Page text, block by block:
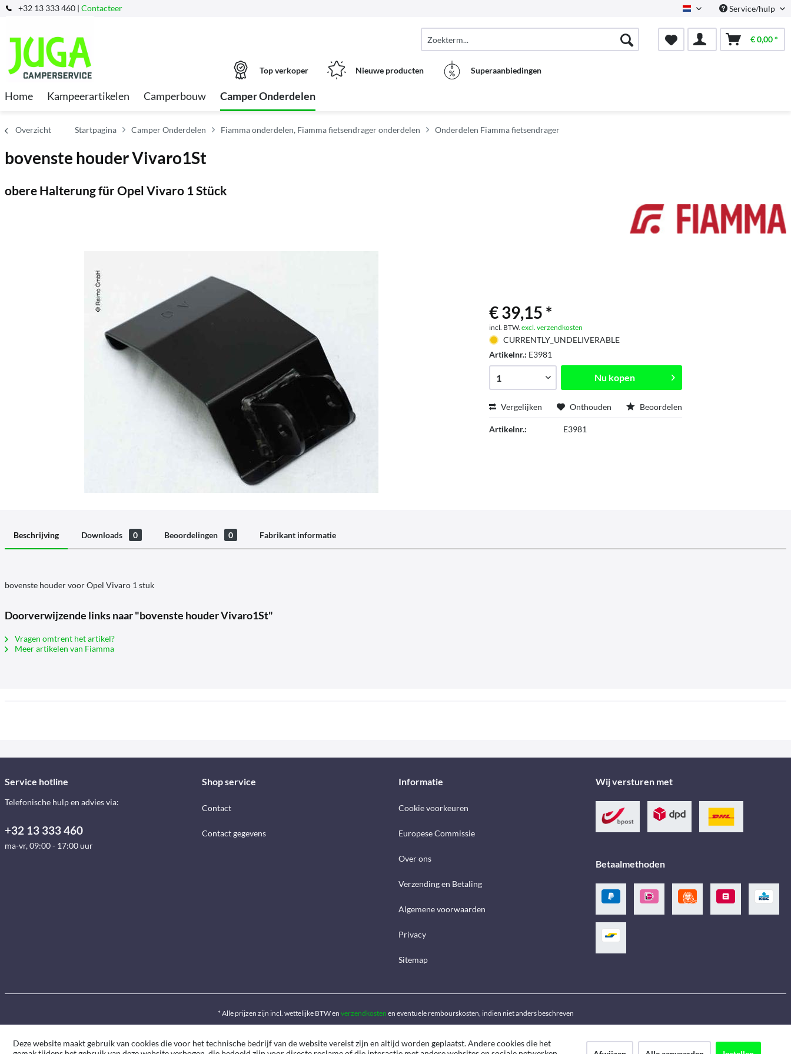
+32 13 333 460 | Contacteer Dutch Service/hulp
€ 0,00 *
Top verkoper Nieuwe producten Superaanbiedingen
Home Kampeerartikelen Camperbouw Camper Onderdelen
Overzicht Startpagina Camper Onderdelen Fiamma onderdelen, Fiamma fietsendrager onderdelen Onderdelen Fiamma fietsendrager
bovenste houder Vivaro1St
obere Halterung für Opel Vivaro 1 Stück
€ 39,15 *
incl. BTW.excl. verzendkosten
CURRENTLY_UNDELIVERABLE
Artikelnr.: E3981
Nu kopen
Vergelijken Onthouden Beoordelen
Artikelnr.: E3981
Beschrijving Downloads 0 Beoordelingen 0 Fabrikant informatie
bovenste houder voor Opel Vivaro 1 stuk
Doorverwijzende links naar "bovenste houder Vivaro1St"
Vragen omtrent het artikel?
Meer artikelen van Fiamma
Service hotline
Telefonische hulp en advies via:
+32 13 333 460
ma-vr, 09:00 - 17:00 uur
Shop service
Contact
Contact gegevens
Informatie
Cookie voorkeuren
Europese Commissie
Over ons
Verzending en Betaling
Algemene voorwaarden
Privacy
Sitemap
Wij versturen met
Betaalmethoden
* Alle prijzen zijn incl. wettelijke BTW en verzendkosten en eventuele rembourskosten, indien niet anders beschreven
Deze website maakt gebruik van cookies die voor het technische bedrijf van de website vereist zijn en altijd worden geplaatst. Andere cookies die het